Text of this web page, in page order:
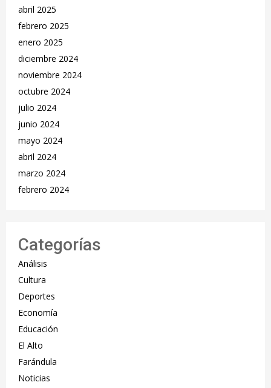
abril 2025
febrero 2025
enero 2025
diciembre 2024
noviembre 2024
octubre 2024
julio 2024
junio 2024
mayo 2024
abril 2024
marzo 2024
febrero 2024
Categorías
Análisis
Cultura
Deportes
Economía
Educación
El Alto
Farándula
Noticias